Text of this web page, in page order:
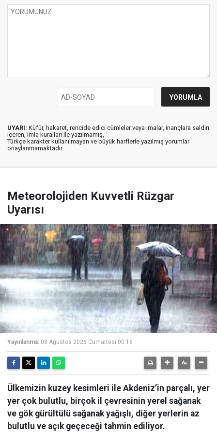
UYARI: Küfür, hakaret, rencide edici cümleler veya imalar, inançlara saldırı
içeren, imla kuralları ile yazılmamış,
Türkçe karakter kullanılmayan ve büyük harflerle yazılmış yorumlar
onaylanmamaktadır.
Meteorolojiden Kuvvetli Rüzgar
Uyarısı
Yayınlanma: 08 Ağustos 2026 Cumartesi 00:16
Ülkemizin kuzey kesimleri ile Akdeniz’in parçalı, yer
yer çok bulutlu, birçok il çevresinin yerel sağanak
ve gök gürültülü sağanak yağışlı, diğer yerlerin az
bulutlu ve açık geçeceği tahmin ediliyor.